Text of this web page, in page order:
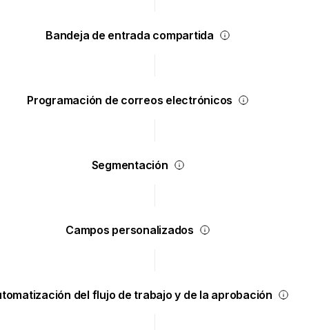
Bandeja de entrada compartida
Programación de correos electrónicos
Segmentación
Campos personalizados
del flujo de trabajo y de la aprobación